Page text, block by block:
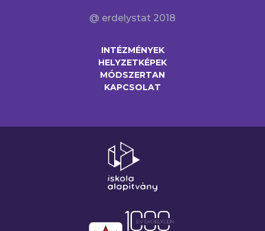
@ erdelystat 2018
INTÉZMÉNYEK
HELYZETKÉPEK
MÓDSZERTAN
KAPCSOLAT